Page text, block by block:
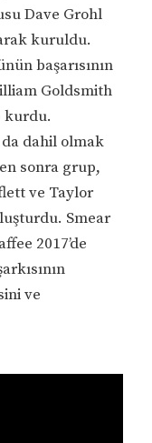
Dave Grohl
kuruldu.
başarısının
Goldsmith
kurdu.
da dahil olmak
sonra grup,
ve Taylor
Smear
2017’de
ve